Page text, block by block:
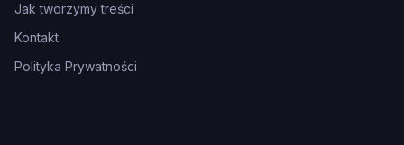
Jak tworzymy treści
Kontakt
Polityka Prywatności